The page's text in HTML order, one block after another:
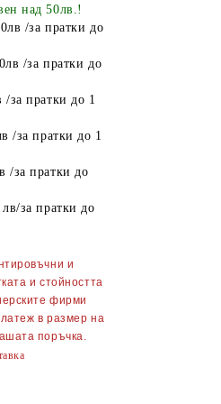
и пликове
тържества
над 50лв.!
/за пратки до
/за пратки до
за пратки до 1
/за пратки до 1
/за пратки до
за пратки до
и
и стойността
фирми
в размер на
поръчка.